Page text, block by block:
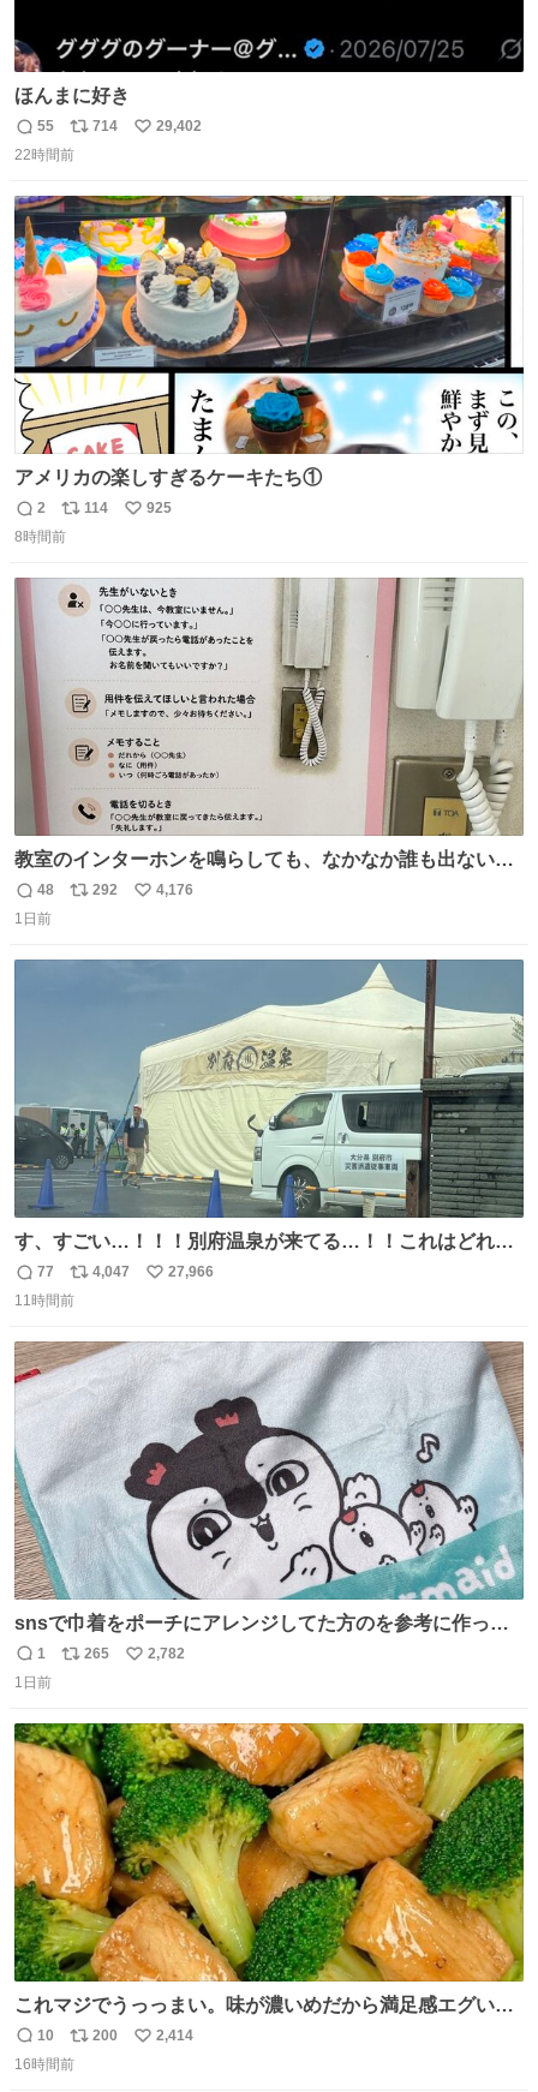
ほんまに好き
返
信
55
リ
ポ
ト
数
714
い
数
29,402
22時間前
アメリカの楽しすぎるケーキたち①
返
信
2
リ
ポ
ト
数
114
い
数
925
8時間前
教室のインターホンを鳴らしても、なかなか誰も出ないこ
とがあります…。 もしかすると「電話の出方」に困ってい
るのかもしれません。 そこで「何を話せばいいか」が見え
返
信
48
リ
292
い
4,176
1日前
す、すごい…！！！別府温泉が来てる…！！これはどれぐ
らい待つんだろう…
返
信
77
リ
ポ
ト
数
4,047
い
数
27,966
11時間前
snsで巾着をポーチにアレンジしてた方のを参考に作って
みました🧵 裁縫は得意でないので、ザクザクの目測で縫い
ましたので悪しからず🙏🏻 裏地は人魚のウロコ風な柄にし
に入り⭐️
返
信
1
リ
ト
数
265
い
数
2,782
1日前
これマジでうっっまい。味が濃いめだから満足感エグいし
1週間で3キロ痩せた😭
返
信
10
リ
ポ
200
い
2,414
16時間前